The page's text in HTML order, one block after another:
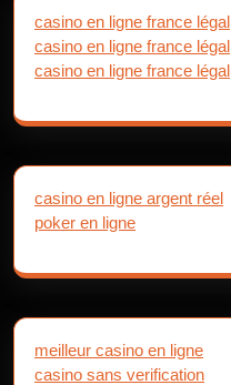
casino en ligne france légal
casino en ligne france légal
casino en ligne france légal
casino en ligne argent réel
poker en ligne
meilleur casino en ligne
casino sans verification